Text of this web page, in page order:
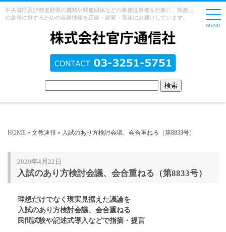
中央省庁及び都道府県の機関や関連団体などの事務従事者を対象に、執務上
の参考に供するための各種情報を正確・確実・迅速にお届けしています。
HOME » 文教速報 » 入試のあり方検討会議、会合重ねる（第8833号）
2020年4月22日
入試のあり方検討会議、会合重ねる（第8833号）
理想だけでなく現実見据えた議論を
入試のあり方検討会議、会合重ねる
民間試験や記述式導入などで指摘・提言